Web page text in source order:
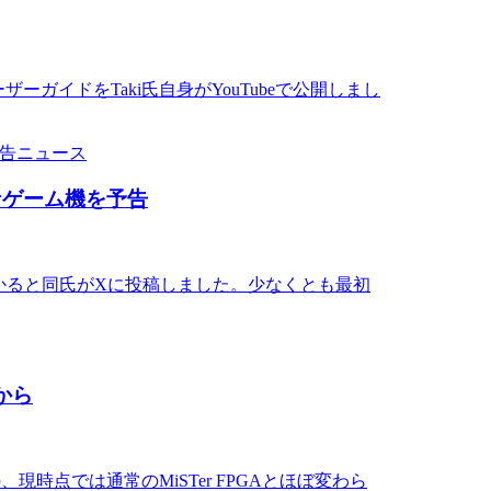
ーガイドをTaki氏自身がYouTubeで公開しまし
ニュース
ーム機を予告
ると同氏がXに投稿しました。少なくとも最初
ら
現時点では通常のMiSTer FPGAとほぼ変わら